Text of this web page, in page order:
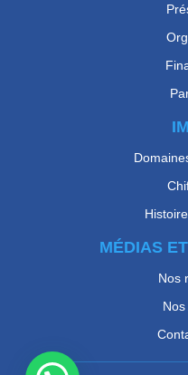
MÉDIAS
Nos